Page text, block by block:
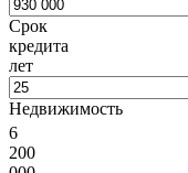
Срок
кредита
лет
Недвижимость
6
200